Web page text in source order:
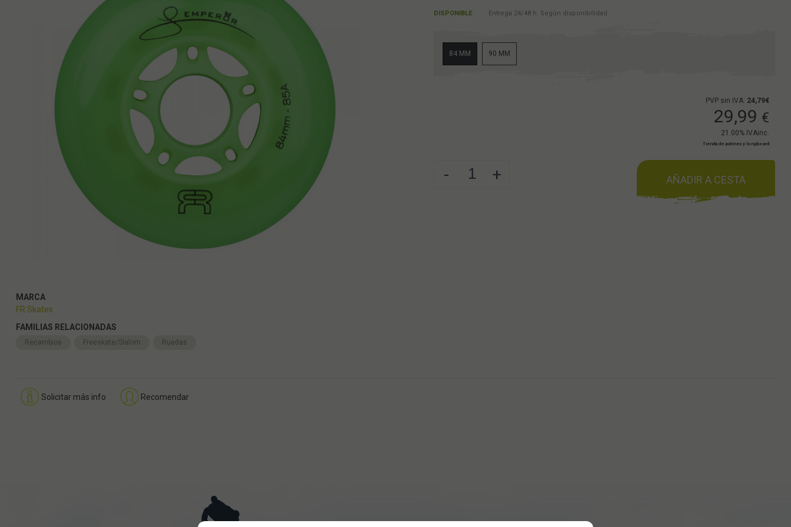
DISPONIBLE Entrega 24/48 h. Según disponibilidad.
84 MM 90 MM
PVP sin IVA: 24,79€
29,99 €
21.00% IVAinc.
Tienda de patines y longboard
- + AÑADIR A CESTA
MARCA
FR Skates
FAMILIAS RELACIONADAS
Recambios Freeskate/Slalom Ruedas
Solicitar más info Recomendar